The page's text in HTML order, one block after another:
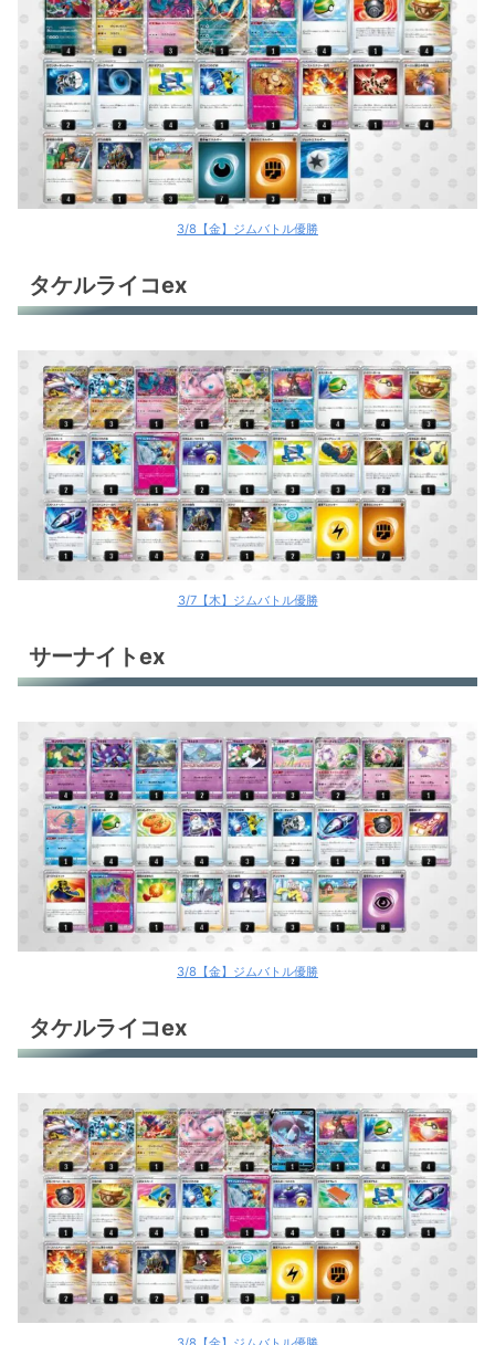
3/8【金】ジムバトル優勝
タケルライコex
3/7【木】ジムバトル優勝
サーナイトex
3/8【金】ジムバトル優勝
タケルライコex